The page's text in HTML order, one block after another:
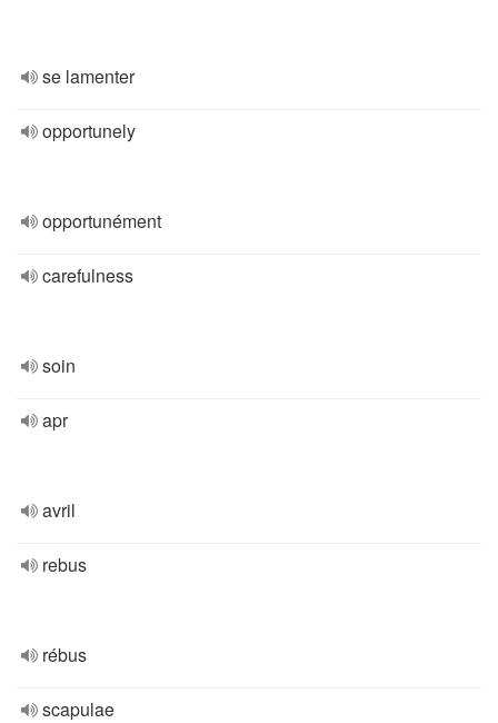
se lamenter
opportunely
opportunément
carefulness
soin
apr
avril
rebus
rébus
scapulae